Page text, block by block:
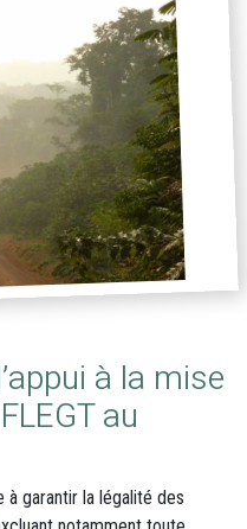
à la mise
au
à garantir la légalité des